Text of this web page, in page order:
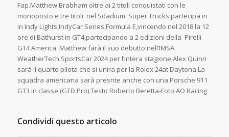
Fap.Matthew Brabham oltre ai 2 titoli conquistati con le
monoposto e tre titoli nel Sdadium Super Trucks partecipa in
in Indy Lights,IndyCar Series,Formula E,vincendo nel 2018 la 12
ore di Bathurst in GT4,partecipando a 2 edizioni della Pirelli
GT4 America. Matthew farà il suo debutto nell’IMSA
WeatherTech SportsCar 2024 per l’intera stagione.Alex Quinn
sarà il quarto pilota che si unira per la Rolex 24at Daytona.La
squadra americana sarà presnte anche con una Porsche 911
GT3 in classe (GTD Pro).Testo Roberto Beretta-Foto AO Racing
Condividi questo articolo